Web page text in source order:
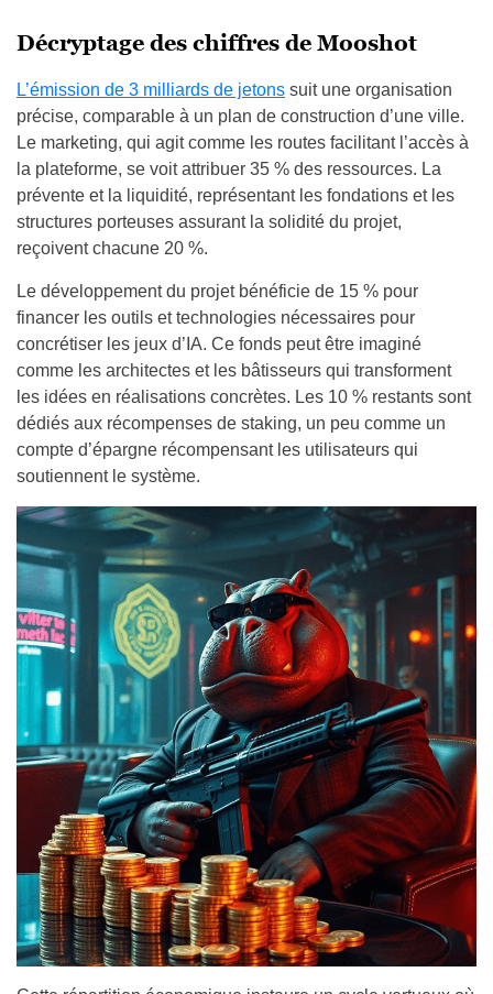
Décryptage des chiffres de Mooshot
L’émission de 3 milliards de jetons suit une organisation
précise, comparable à un plan de construction d’une ville.
Le marketing, qui agit comme les routes facilitant l’accès à
la plateforme, se voit attribuer 35 % des ressources. La
prévente et la liquidité, représentant les fondations et les
structures porteuses assurant la solidité du projet,
reçoivent chacune 20 %.
Le développement du projet bénéficie de 15 % pour
financer les outils et technologies nécessaires pour
concrétiser les jeux d’IA. Ce fonds peut être imaginé
comme les architectes et les bâtisseurs qui transforment
les idées en réalisations concrètes. Les 10 % restants sont
dédiés aux récompenses de staking, un peu comme un
compte d’épargne récompensant les utilisateurs qui
soutiennent le système.